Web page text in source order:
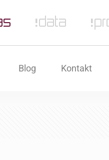
Blog Kontakt